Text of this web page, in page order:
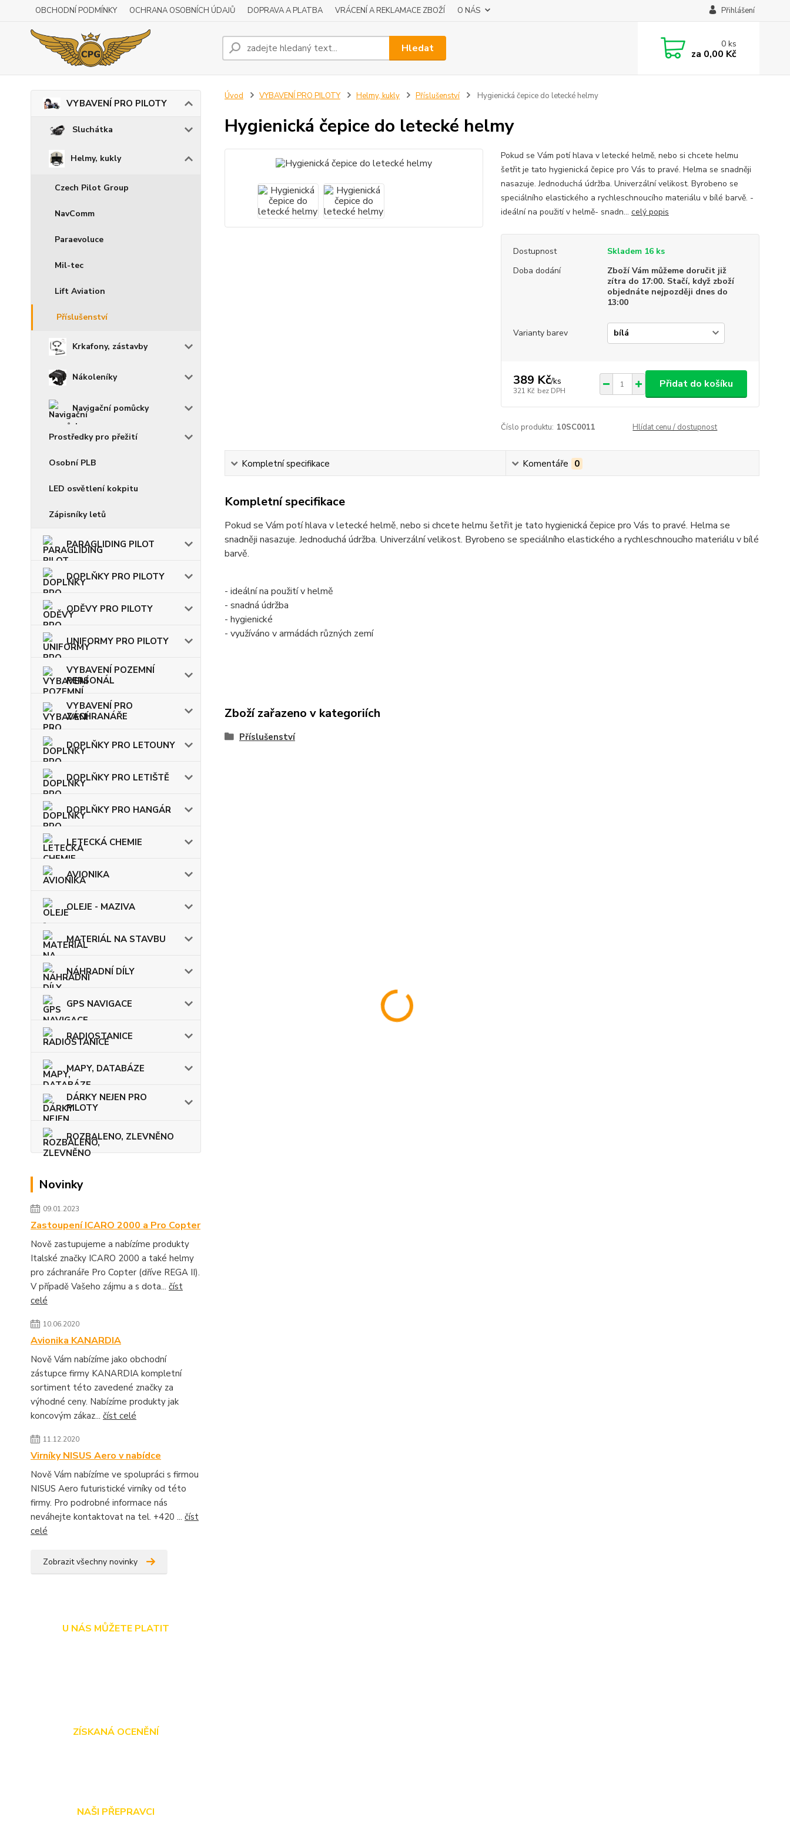
OBCHODNÍ PODMÍNKY OCHRANA OSOBNÍCH ÚDAJŮ DOPRAVA A PLATBA VRÁCENÍ A REKLAMACE ZBOŽÍ O NÁS Přihlášení
Hledat 0ks
za 0,00 Kč
VYBAVENÍ PRO PILOTY
Sluchátka
Helmy, kukly
Czech Pilot Group
NavComm
Paraevoluce
Mil-tec
Lift Aviation
Příslušenství
Krkafony, zástavby
Nákoleníky
Navigační pomůcky
Prostředky pro přežití
Osobní PLB
LED osvětlení kokpitu
Zápisníky letů
PARAGLIDING PILOT
DOPLŇKY PRO PILOTY
ODĚVY PRO PILOTY
UNIFORMY PRO PILOTY
VYBAVENÍ POZEMNÍ
PERSONÁL
VYBAVENÍ PRO
ZÁCHRANÁŘE
DOPLŇKY PRO LETOUNY
DOPLŇKY PRO LETIŠTĚ
DOPLŇKY PRO HANGÁR
LETECKÁ CHEMIE
AVIONIKA
OLEJE - MAZIVA
MATERIÁL NA STAVBU
NÁHRADNÍ DÍLY
GPS NAVIGACE
RADIOSTANICE
MAPY, DATABÁZE
DÁRKY NEJEN PRO
PILOTY
ROZBALENO, ZLEVNĚNO
Novinky
09.01.2023
Zastoupení ICARO 2000 a Pro Copter
Nově zastupujeme a nabízíme produkty
Italské značky ICARO 2000 a také helmy
pro záchranáře Pro Copter (dříve REGA II).
V případě Vašeho zájmu a s dota... číst
celé
10.06.2020
Avionika KANARDIA
Nově Vám nabízíme jako obchodní
zástupce firmy KANARDIA kompletní
sortiment této zavedené značky za
výhodné ceny. Nabízíme produkty jak
koncovým zákaz... číst celé
11.12.2020
Virníky NISUS Aero v nabídce
Nově Vám nabízíme ve spolupráci s firmou
NISUS Aero futuristické virníky od této
firmy. Pro podrobné informace nás
neváhejte kontaktovat na tel. +420 ... číst
celé
Zobrazit všechny novinky
U NÁS MŮŽETE PLATIT
ZÍSKANÁ OCENĚNÍ
NAŠI PŘEPRAVCI
Úvod VYBAVENÍ PRO PILOTY Helmy, kukly Příslušenství Hygienická čepice do letecké helmy
Hygienická čepice do letecké helmy
Pokud se Vám potí hlava v letecké helmě, nebo si chcete helmu
šetřit je tato hygienická čepice pro Vás to pravé. Helma se snadněji
nasazuje. Jednoduchá údržba. Univerzální velikost. Byrobeno se
speciálního elastického a rychleschnoucího materiálu v bílé barvě. -
ideální na použití v helmě- snadn... celý popis
Dostupnost
Skladem 16 ks
Doba dodání
Zboží Vám můžeme doručit již
zítra do 17:00. Stačí, když zboží
objednáte nejpozději dnes do
13:00
Varianty barev
389 Kč/ks
321 Kč bez DPH
Přidat do košíku
Číslo produktu: 10SC0011 Hlídat cenu / dostupnost
Kompletní specifikace Komentáře 0
Kompletní specifikace
Pokud se Vám potí hlava v letecké helmě, nebo si chcete helmu šetřit je tato hygienická čepice pro Vás to pravé. Helma se
snadněji nasazuje. Jednoduchá údržba. Univerzální velikost. Byrobeno se speciálního elastického a rychleschnoucího materiálu v bílé
barvě.
- ideální na použití v helmě
- snadná údržba
- hygienické
- využíváno v armádách různých zemí
Zboží zařazeno v kategoriích
Příslušenství